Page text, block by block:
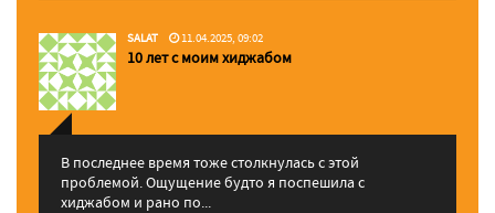
SALAT 11.04.2025, 09:02
10 лет с моим хиджабом
В последнее время тоже столкнулась с этой
проблемой. Ощущение будто я поспешила с
хиджабом и рано по...